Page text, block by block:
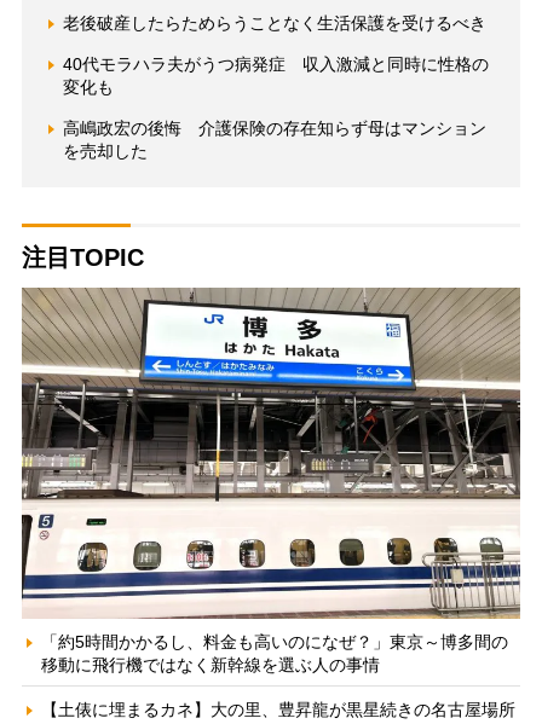
老後破産したらためらうことなく生活保護を受けるべき
40代モラハラ夫がうつ病発症 収入激減と同時に性格の
変化も
高嶋政宏の後悔 介護保険の存在知らず母はマンション
を売却した
注目TOPIC
「約5時間かかるし、料金も高いのになぜ？」東京～博多間の
移動に飛行機ではなく新幹線を選ぶ人の事情
【土俵に埋まるカネ】大の里、豊昇龍が黒星続きの名古屋場所